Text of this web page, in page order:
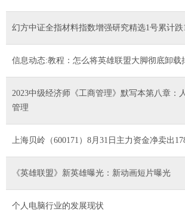
幻方中证全指材料指数增强研究精选1号累计跌
信息动态:教程：怎么将英雄联盟大脚彻底卸载
2023中级经济师《工商管理》默写本第八章：
管理
上海贝岭（600171）8月31日主力资金净卖出
《英雄联盟》新英雄曝光：新动画短片曝光
个人电脑行业的发展现状